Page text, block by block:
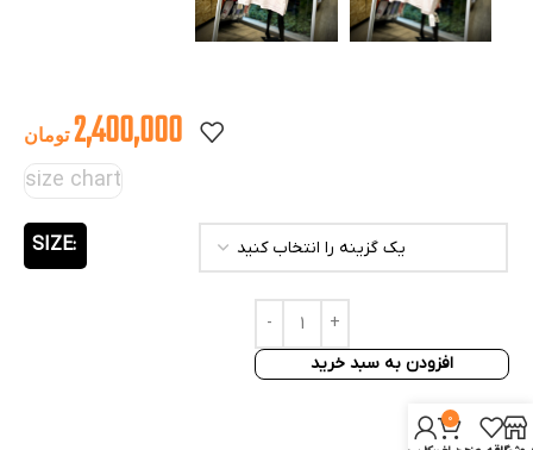
2,400,000 تومان
size chart
SIZE
افزودن به سبد خرید
0